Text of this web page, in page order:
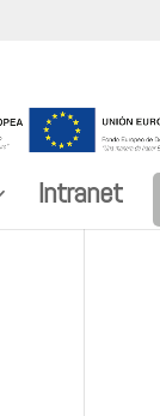
Intranet